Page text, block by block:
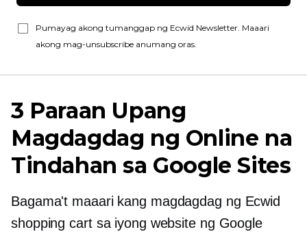
Pumayag akong tumanggap ng Ecwid Newsletter. Maaari
akong mag-unsubscribe anumang oras.
3 Paraan Upang
Magdagdag ng Online na
Tindahan sa Google Sites
Bagama't maaari kang magdagdag ng Ecwid
shopping cart sa iyong website ng Google